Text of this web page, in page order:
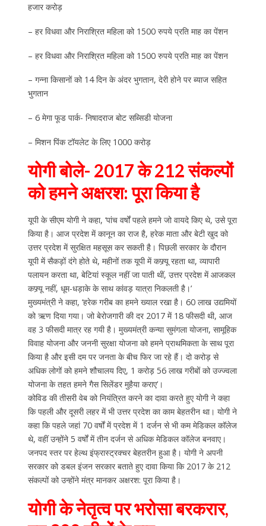
हजार करोड़
– हर विधवा और निराश्रित महिला को 1500 रुपये प्रति माह का पेंशन
– हर विधवा और निराश्रित महिला को 1500 रुपये प्रति माह का पेंशन
– गन्ना किसानों को 14 दिन के अंदर भुगतान, देरी होने पर ब्याज सहित
भुगतान
– 6 मेगा फूड पार्क- निषादराज बोट सब्सिडी योजना
– मिशन पिंक टॉयलेट के लिए 1000 करोड़
योगी बोले- 2017 के 212 संकल्पों
को हमने अक्षरश: पूरा किया है
यूपी के सीएम योगी ने कहा, ‘पांच वर्षों पहले हमने जो वायदे किए थे, उसे पूरा
किया है। आज प्रदेश में कानून का राज है, हरेक माता और बेटी खुद को
उत्तर प्रदेश में सुरक्षित महसूस कर सकती है। पिछली सरकार के दौरान
यूपी में सैकड़ों दंगे होते थे, महीनों तक यूपी में कफ्र्यू रहता था, व्यापारी
पलायन करता था, बेटियां स्कूल नहीं जा पाती थीं, उत्तर प्रदेश में आजकल
कफ्र्यू नहीं, धूम-धड़ाके के साथ कांवड़ यात्रा निकलती है।’
मुख्यमंत्री ने कहा, ‘हरेक गरीब का हमने ख्याल रखा है। 60 लाख उद्यमियों
को ऋण दिया गया। जो बेरोजगारी की दर 2017 में 18 फीसदी थी, आज
वह 3 फीसदी मात्र रह गयी है। मुख्यमंत्री कन्या सुमंगला योजना, सामूहिक
विवाह योजना और जननी सुरक्षा योजना को हमने प्राथमिकता के साथ पूरा
किया है और इसी दम पर जनता के बीच फिर जा रहे हैं। दो करोड़ से
अधिक लोगों को हमने शौचालय दिए, 1 करोड़ 56 लाख गरीबों को उज्ज्वला
योजना के तहत हमने गैस सिलेंडर मुहैया कराए’।
कोविड की तीसरी वेब को नियंत्रित करने का दावा करते हुए योगी ने कहा
कि पहली और दूसरी लहर में भी उत्तर प्रदेश का काम बेहतरीन था। योगी ने
कहा कि पहले जहां 70 वर्षों में प्रदेश में 1 दर्जन से भी कम मेडिकल कॉलेज
थे, वहीं उन्होंने 5 वर्षों में तीन दर्जन से अधिक मेडिकल कॉलेज बनवाए।
जनपद स्तर पर हेल्थ इंफ्रास्ट्रक्चर बेहतरीन हुआ है। योगी ने अपनी
सरकार को डबल इंजन सरकार बताते हुए दावा किया कि 2017 के 212
संकल्पों को उन्होंने मंत्र मानकर अक्षरश: पूरा किया है।
योगी के नेतृत्व पर भरोसा बरकरार,